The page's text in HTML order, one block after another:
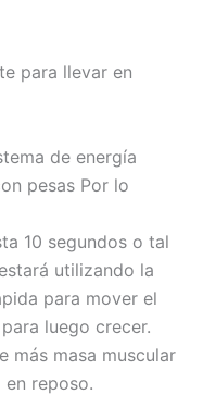
para llevar en
de energía
pesas Por lo
10 segundos o tal
utilizando la
para mover el
luego crecer.
más masa muscular
en reposo.